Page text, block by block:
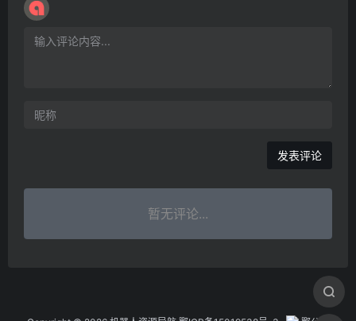
暂无评论...